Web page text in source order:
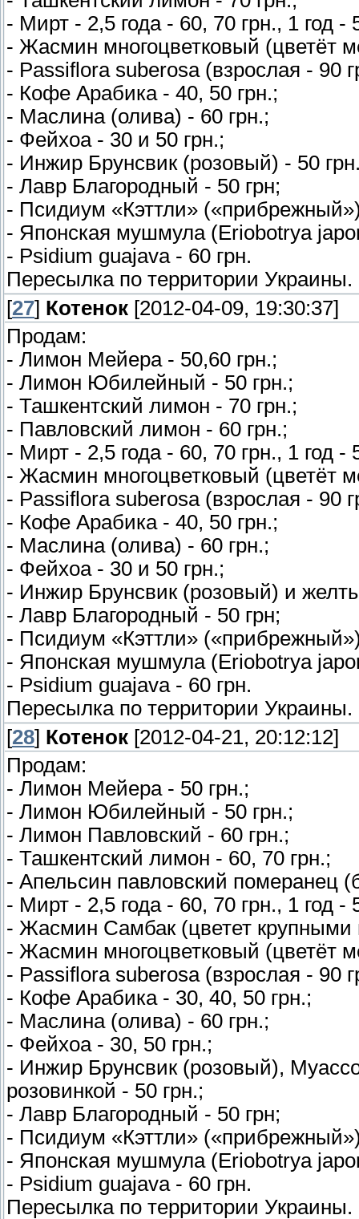
- Мирт - 2,5 года - 60, 70 грн., 1 год -
- Жасмин многоцветковый (цветёт
- Passiflora suberosa (взрослая - 90
- Кофе Арабика - 40, 50 грн.;
- Маслина (олива) - 60 грн.;
- Фейхоа - 30 и 50 грн.;
- Инжир Брунсвик (розовый) - 50
- Лавр Благородный - 50 грн;
- Псидиум «Кэттли»
- Японская мушмула (Eriobotrya
- Psidium guajava - 60 грн.
Пересылка по территории Украины.
[27] Котенок [2012-04-09, 19:30:37]
Продам:
- Лимон Мейера - 50,60 грн.;
- Лимон Юбилейный - 50 грн.;
- Ташкентский лимон - 70 грн.;
- Павловский лимон - 60 грн.;
- Мирт - 2,5 года - 60, 70 грн., 1 год -
- Жасмин многоцветковый (цветёт
- Passiflora suberosa (взрослая - 90
- Кофе Арабика - 40, 50 грн.;
- Маслина (олива) - 60 грн.;
- Фейхоа - 30 и 50 грн.;
- Инжир Брунсвик (розовый) и
- Лавр Благородный - 50 грн;
- Псидиум «Кэттли»
- Японская мушмула (Eriobotrya
- Psidium guajava - 60 грн.
Пересылка по территории Украины.
[28] Котенок [2012-04-21, 20:12:12]
Продам:
- Лимон Мейера - 50 грн.;
- Лимон Юбилейный - 50 грн.;
- Лимон Павловский - 60 грн.;
- Ташкентский лимон - 60, 70 грн.;
- Апельсин павловский померанец
- Мирт - 2,5 года - 60, 70 грн., 1 год -
- Жасмин Самбак (цветет крупными
- Жасмин многоцветковый (цветёт
- Passiflora suberosa (взрослая - 90
- Кофе Арабика - 30, 40, 50 грн.;
- Маслина (олива) - 60 грн.;
- Фейхоа - 30, 50 грн.;
- Инжир Брунсвик (розовый),
розовинкой - 50 грн.;
- Лавр Благородный - 50 грн;
- Псидиум «Кэттли»
- Японская мушмула (Eriobotrya
- Psidium guajava - 60 грн.
Пересылка по территории Украины.